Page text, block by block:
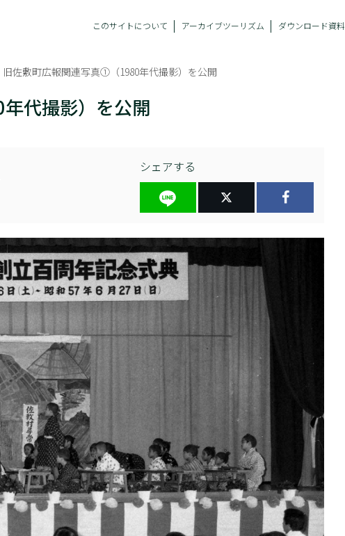
このサイトについて アーカイブツーリズム ダウンロード資料
旧佐敷町広報関連写真①（1980年代撮影）を公開
代撮影）を公開
シェアする